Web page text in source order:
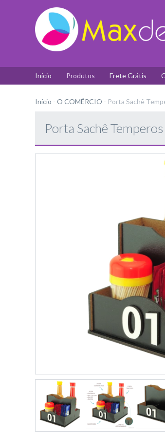
Início Produtos Frete Grátis
Início - O COMÉRCIO - Porta Sachê
Porta Sachê